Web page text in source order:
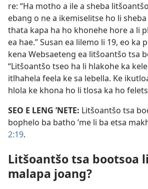
re: “Ha motho a ile a sheba
ebang o ne a ikemiselitse ho li
thata kapa ha ho khonehe hore a li
ea hae.” Susan ea lilemo li 19, eo ka
kena Websaeteng ea litšoantšo tsa
“Litšoantšo tseo ha li hlakohe ka
itlhahela feela ke sa lebella. Ke
hlola ke khona ho li tlosa ka ho
SEO E LENG ’NETE: Litšoantšo tsa
bophelo ba batho ’me li ba etsa
2:19.
Litšoantšo tsa bootsoa
malapa joang?